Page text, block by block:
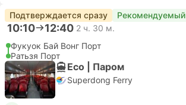
Подтверждается сразу Рекомендуемый
10:10 12:40 2 ч. 30 м.
Фукуок Бай Вонг Порт
Ратьзя Порт
Eco | Паром
Superdong Ferry